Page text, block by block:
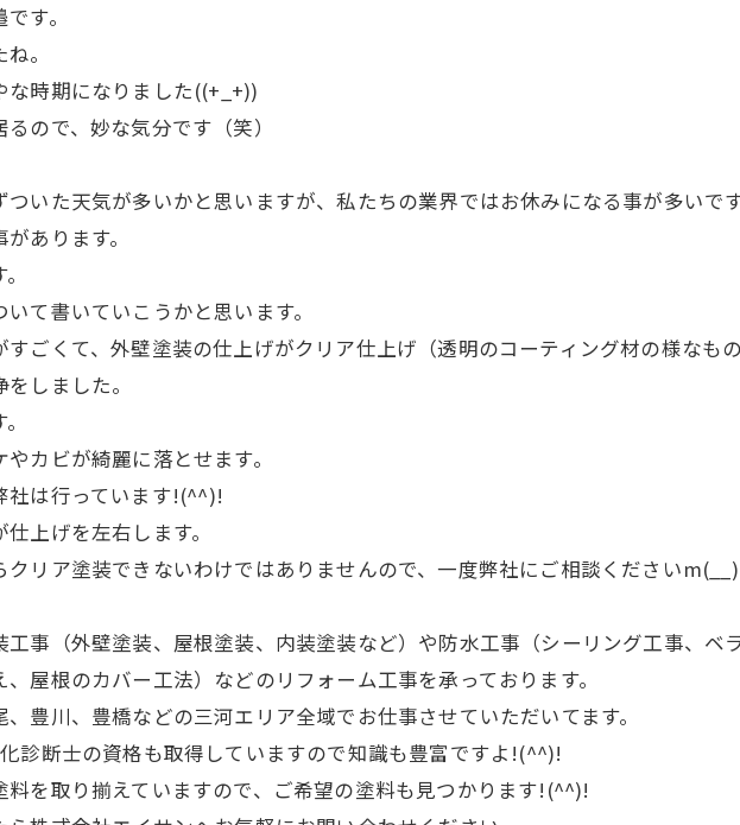
す。
。
時期になりました((+_+))
ので、妙な気分です（笑）
ついた天気が多いかと思いますが、私たちの業界ではお休みになる事が多いで
あります。
て書いていこうかと思います。
すごくて、外壁塗装の仕上げがクリア仕上げ（透明のコーティング材の様なも
しました。
カビが綺麗に落とせます。
社は行っています!(^^)!
上げを左右します。
クリア塗装できないわけではありませんので、一度弊社にご相談ください
事（外壁塗装、屋根塗装、内装塗装など）や防水工事（シーリング工事、
屋根のカバー工法）などのリフォーム工事を承っております。
豊川、豊橋などの三河エリア全域でお仕事させていただいてます。
診断士の資格も取得していますので知識も豊富ですよ!(^^)!
料を取り揃えていますので、ご希望の塗料も見つかります!(^^)!